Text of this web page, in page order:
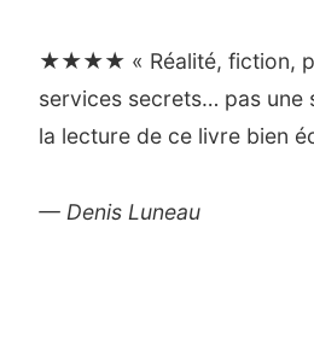
★★★★ « Réalité, fiction,
services secrets… pas une
la lecture de ce livre bien
— Denis Luneau